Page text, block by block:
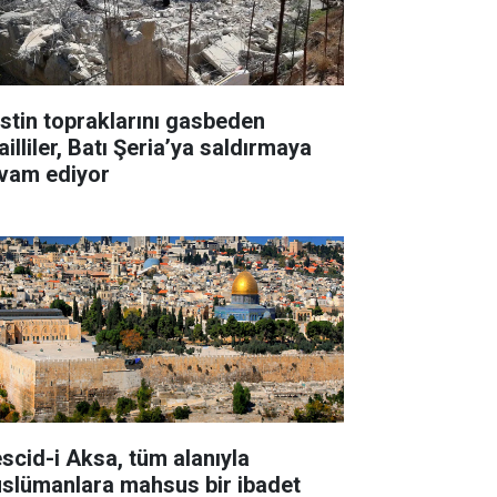
topraklarını gasbeden
Batı Şeria’ya saldırmaya
ediyor
i Aksa, tüm alanıyla
mahsus bir ibadet